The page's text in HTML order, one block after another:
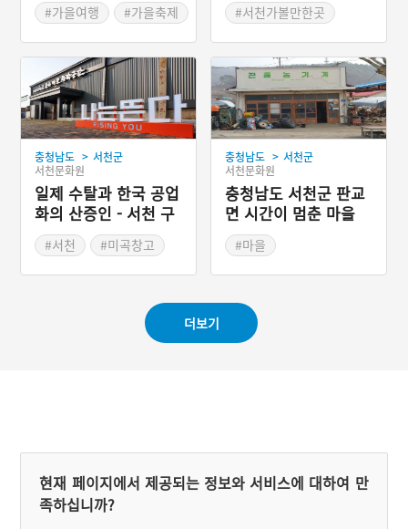
#가을여행
#가을축제
#보성 가볼만한곳
#전라남도 축제
서는 소금에 절인 전어가 유
통되었다. 서천 전어구이는
충청남도 서해안 바다에서
잡은 싱싱한 전어를 바로 손
질하여 석쇠에 얹고 소금을
뿌려가며 구운 충청남도 서
천군의 향토음식이다. 예로
부터 충청남도 서천군 서면
홍원항은 서해안 전어의 산
지로서, 경상남도 사천시,
전라남도 광양시와 더불어
우리나라 전어 잡이의 대표
적인 중심지이다.
#서천가볼만한곳
충청남도 > 서천군
서천문화원
일제 수탈과 한국 공업
화의 산증인 - 서천 구
장항미곡창고
#서천
#미곡창고
충청남도 > 서천군
서천문화원
충청남도 서천군 판교
면 시간이 멈춘 마을
#마을
더보기
현재 페이지에서 제공되는 정보와 서비스에 대하여 만
족하십니까?